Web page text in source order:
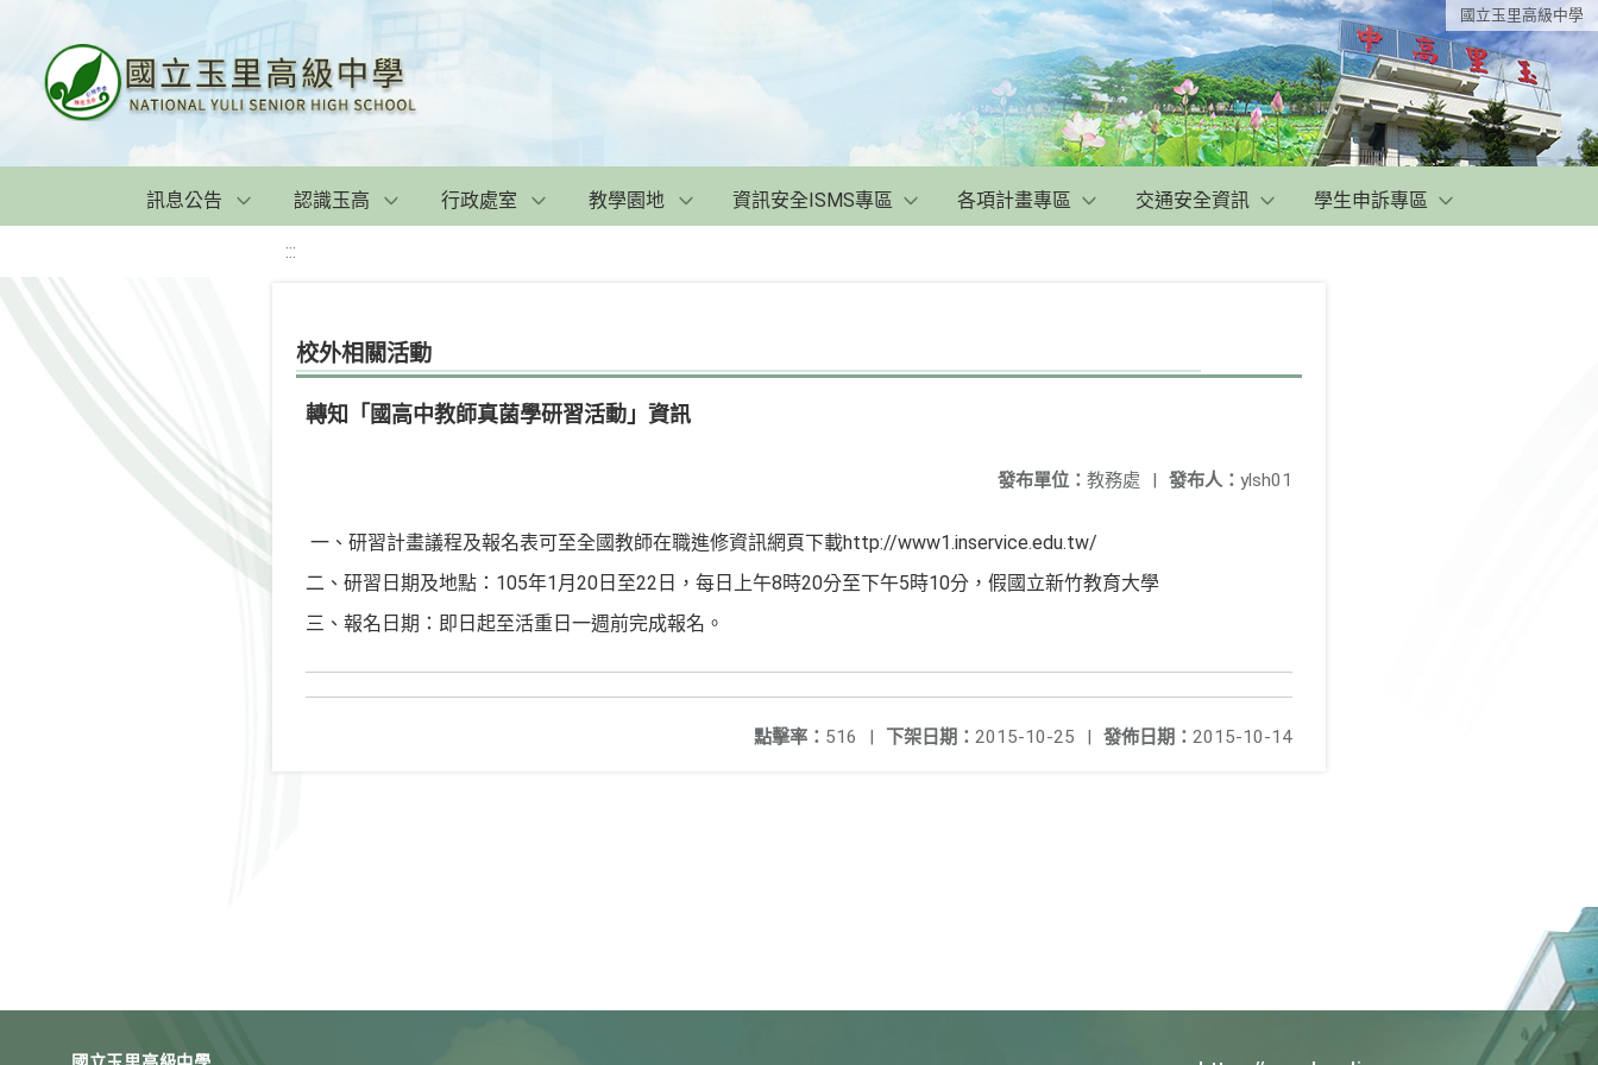
國立玉里高級中學
訊息公告 認識玉高 行政處室 教學園地 資訊安全ISMS專區 各項計畫專區 交通安全資訊 學生申訴專區
:::
校外相關活動
轉知「國高中教師真菌學研習活動」資訊
發布人： ylsh01
發布單位： 教務處 |
一、研習計畫議程及報名表可至全國教師在職進修資訊網頁下載http://www1.inservice.edu.tw/
二、研習日期及地點：105年1月20日至22日，每日上午8時20分至下午5時10分，假國立新竹教育大學
三、報名日期：即日起至活重日一週前完成報名。
發佈日期： 2015-10-14
下架日期： 2015-10-25 |
點擊率： 516 |